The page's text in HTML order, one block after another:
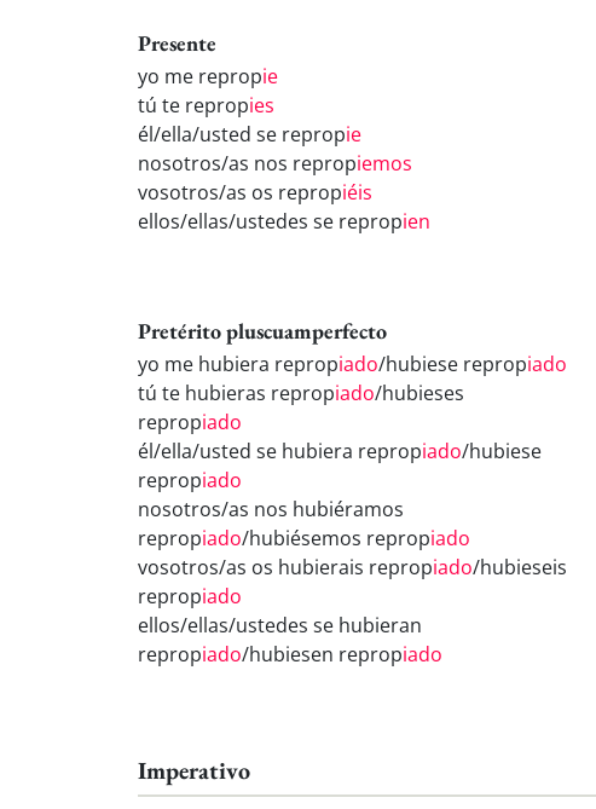
Presente
yo me repropie
tú te repropies
él/ella/usted se repropie
nosotros/as nos repropiemos
vosotros/as os repropiéis
ellos/ellas/ustedes se repropien
Pretérito pluscuamperfecto
yo me hubiera repropiado/hubiese repropiado
tú te hubieras repropiado/hubieses
repropiado
él/ella/usted se hubiera repropiado/hubiese
repropiado
nosotros/as nos hubiéramos
repropiado/hubiésemos repropiado
vosotros/as os hubierais repropiado/hubieseis
repropiado
ellos/ellas/ustedes se hubieran
repropiado/hubiesen repropiado
Imperativo